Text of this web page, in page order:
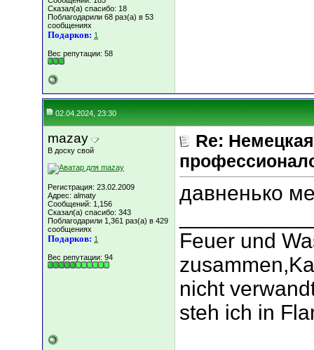
Сказал(а) спасибо: 18
Поблагодарили 68 раз(а) в 53
сообщениях
Подарков: 1
Вес репутации: 58
02.04.2024, 23:30
mazay
В доску свой
Регистрация: 23.02.2009
Адрес: almaty
Сообщений: 1,156
Сказал(а) спасибо: 343
Поблагодарили 1,361 раз(а) в 429
сообщениях
Подарков: 1
Вес репутации: 94
Re:
давненько
Feuer und
nicht
steh ich in